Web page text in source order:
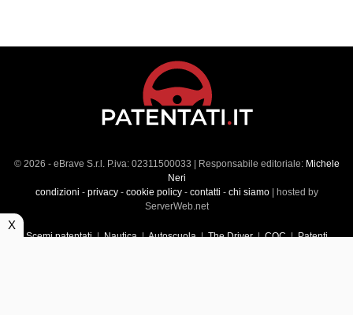
© 2026 - eBrave S.r.l. P.iva: 02311500033 | Responsabile editoriale: Michele
Neri
condizioni - privacy- cookie policy- contatti - chi siamo| hosted by
ServerWeb.net
Scemi patentati|Nautica|Autoscuola|The Driver|CQC|Patenti
X